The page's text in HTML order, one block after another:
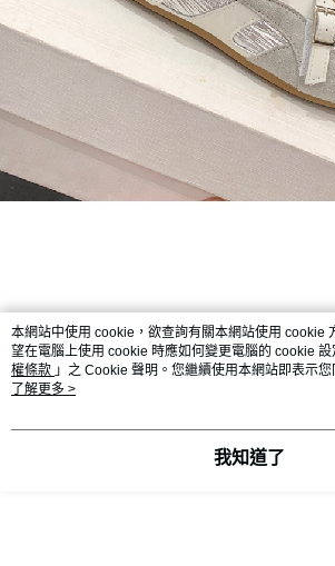
本網站中使用 cookie，欲查詢有關本網站使用 cookie
望在電腦上使用 cookie 時應如何變更電腦的 cookie 設
權條款 」之 Cookie 聲明。您繼續使用本網站即表示
用條款之 Cookie 聲明使用 cookie。
了解更多 >
我知道了